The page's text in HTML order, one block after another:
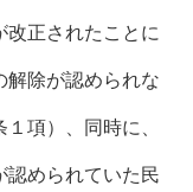
改正されたことに
解除が認められな
項）、同時に、
認められていた民